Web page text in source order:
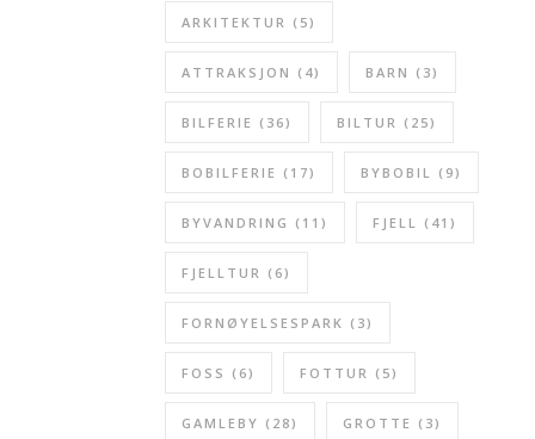
ARKITEKTUR (5)
ATTRAKSJON (4) BARN (3)
BILFERIE (36) BILTUR (25)
BOBILFERIE (17) BYBOBIL (9)
BYVANDRING (11) FJELL (41)
FJELLTUR (6)
FORNØYELSESPARK (3)
FOSS (6) FOTTUR (5)
GAMLEBY (28) GROTTE (3)